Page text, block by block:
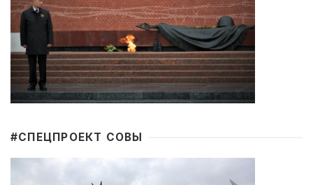
#CПЕЦПРОЕКТ СОВЫ